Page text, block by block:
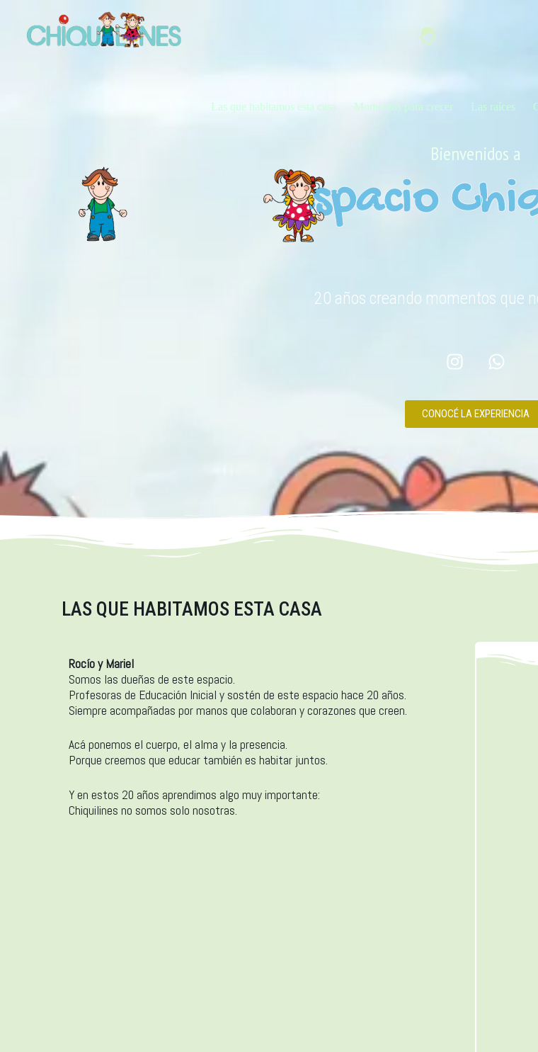
Las que habitamos esta casa Momentos para crecer Las raíces
Bienvenidos a
Espacio
20 años creando momentos que
CONOCÉ LA EXPERIENCIA
LAS QUE HABITAMOS ESTA CASA
Rocío y Mariel
Somos las dueñas de este espacio.
Profesoras de Educación Inicial y sostén de este espacio hace 20 años.
Siempre acompañadas por manos que colaboran y corazones que creen.
Acá ponemos el cuerpo, el alma y la presencia.
Porque creemos que educar también es habitar juntos.
Y en estos 20 años aprendimos algo muy importante:
Chiquilines no somos solo nosotras.